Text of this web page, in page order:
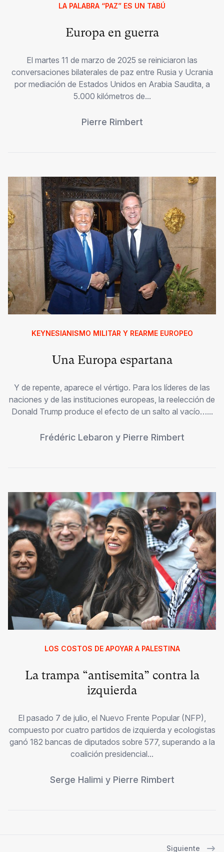
LA PALABRA “PAZ” ES UN TABÚ
Europa en guerra
El martes 11 de marzo de 2025 se reiniciaron las
conversaciones bilaterales de paz entre Rusia y Ucrania
por mediación de Estados Unidos en Arabia Saudita, a
5.000 kilómetros de...
Pierre Rimbert
KEYNESIANISMO MILITAR Y REARME EUROPEO
Una Europa espartana
Y de repente, aparece el vértigo. Para los líderes de las
naciones y de las instituciones europeas, la reelección de
Donald Trump produce el efecto de un salto al vacío…...
Frédéric Lebaron y Pierre Rimbert
LOS COSTOS DE APOYAR A PALESTINA
La trampa “antisemita” contra la
izquierda
El pasado 7 de julio, el Nuevo Frente Popular (NFP),
compuesto por cuatro partidos de izquierda y ecologistas
ganó 182 bancas de diputados sobre 577, superando a la
coalición presidencial...
Serge Halimi y Pierre Rimbert
Siguiente